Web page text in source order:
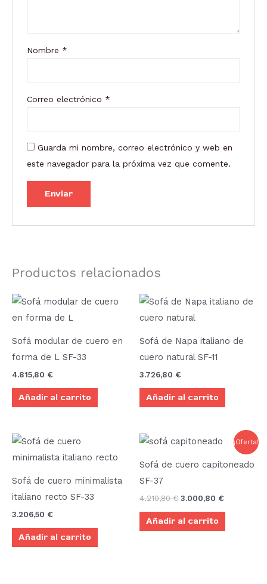
Nombre *
Correo electrónico *
Guarda mi nombre, correo electrónico y web en
este navegador para la próxima vez que comente.
Productos relacionados
Sofá modular de cuero en
forma de L SF-33
4.815,80 €
Añadir al carrito
Sofá de Napa italiano de
cuero natural SF-11
3.726,80 €
Añadir al carrito
Sofá de cuero minimalista
italiano recto SF-33
3.206,50 €
Añadir al carrito
¡Oferta!
Sofá de cuero capitoneado
SF-37
4.210,80€
El
precio
era:
3.000,80 €
precio
es:
Añadir al carrito